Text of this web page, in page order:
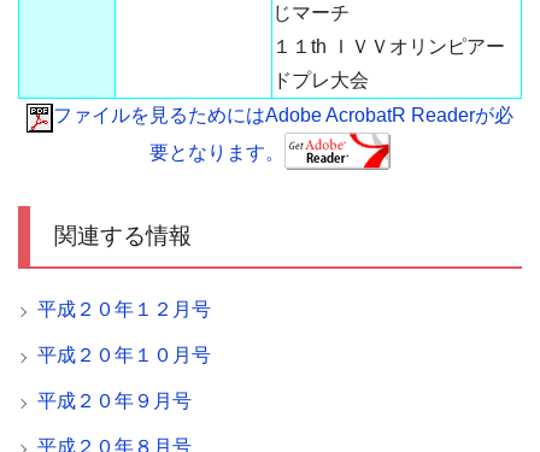
じマーチ
１１th ＩＶＶオリンピアー
ドプレ大会
ファイルを見るためにはAdobe AcrobatR Readerが必
要となります。
関連する情報
平成２０年１２月号
平成２０年１０月号
平成２０年９月号
平成２０年８月号